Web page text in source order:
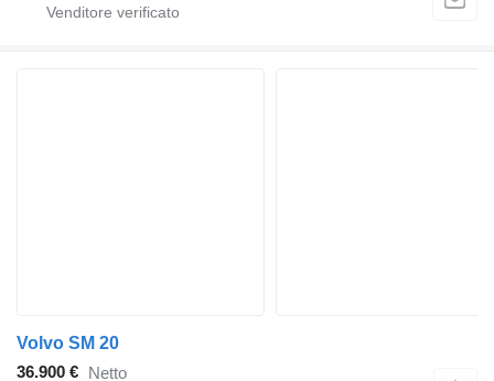
Volvo SM 20
36.900 € Netto